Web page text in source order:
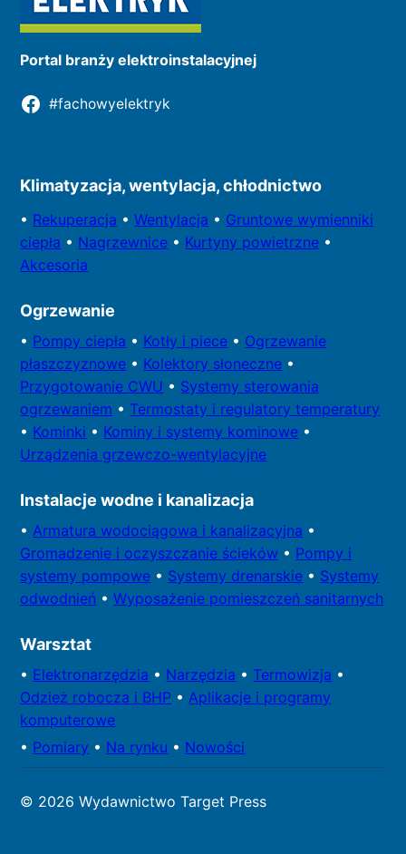
Portal branży elektroinstalacyjnej
#fachowyelektryk
Klimatyzacja, wentylacja, chłodnictwo
• Rekuperacja •Wentylacja • Gruntowe wymienniki
ciepła • Nagrzewnice • Kurtyny powietrzne •
Akcesoria
Ogrzewanie
• Pompy ciepła • Kotły i piece • Ogrzewanie
płaszczyznowe • Kolektory słoneczne •
Przygotowanie CWU • Systemy sterowania
ogrzewaniem • Termostaty i regulatory temperatury
• Kominki • Kominy i systemy kominowe •
Urządzenia grzewczo-wentylacyjne
Instalacje wodne i kanalizacja
• Armatura wodociągowa i kanalizacyjna •
Gromadzenie i oczyszczanie ścieków • Pompy i
systemy pompowe • Systemy drenarskie • Systemy
odwodnień •Wyposażenie pomieszczeń sanitarnych
Warsztat
• Elektronarzędzia • Narzędzia • Termowizja •
Odzież robocza i BHP • Aplikacje i programy
komputerowe
• Pomiary • Na rynku • Nowości
© 2026 Wydawnictwo Target Press